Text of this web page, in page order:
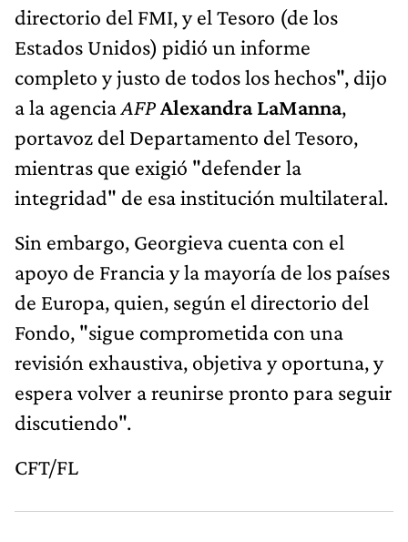
directorio del FMI, y el Tesoro (de los
Estados Unidos) pidió un informe
completo y justo de todos los hechos", dijo
a la agenciaAFPAlexandra LaManna,
portavoz del Departamento del Tesoro,
mientras que exigió "defender la
integridad" de esa institución multilateral.
Sin embargo, Georgieva cuenta con el
apoyo de Francia y la mayoría de los países
de Europa, quien, según el directorio del
Fondo, "sigue comprometida con una
revisión exhaustiva, objetiva y oportuna, y
espera volver a reunirse pronto para seguir
discutiendo".
CFT/FL